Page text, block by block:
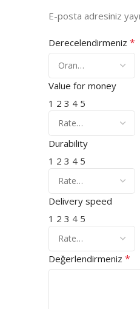
E-posta adresiniz
Derecelendirmeniz *
Value for money
1 2 3 4 5
Durability
1 2 3 4 5
Delivery speed
1 2 3 4 5
Değerlendirmeniz *